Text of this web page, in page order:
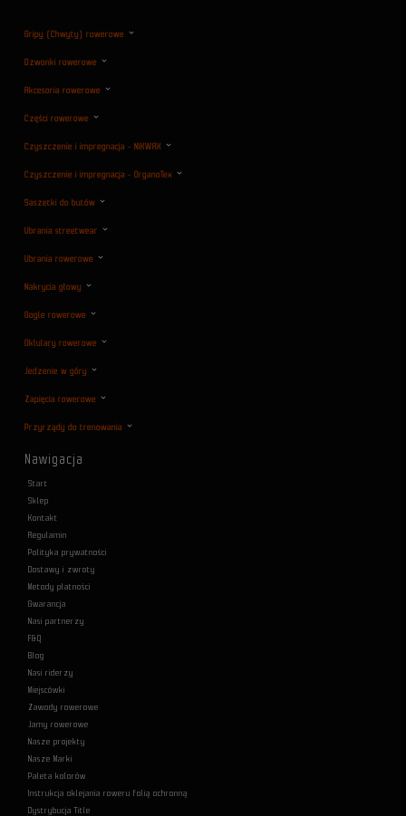
Gripy (Chwyty) rowerowe
Dzwonki rowerowe
Akcesoria rowerowe
Części rowerowe
Czyszczenie i impregnacja - NIKWAX
Czyszczenie i impregnacja - OrganoTex
Saszetki do butów
Ubrania streetwear
Ubrania rowerowe
Nakrycia głowy
Gogle rowerowe
Oklulary rowerowe
Jedzenie w góry
Zapięcia rowerowe
Przyrządy do trenowania
Nawigacja
Start
Sklep
Kontakt
Regulamin
Polityka prywatności
Dostawy i zwroty
Metody płatności
Gwarancja
Nasi partnerzy
F&Q
Blog
Nasi riderzy
Miejscówki
Zawody rowerowe
Jamy rowerowe
Nasze projekty
Nasze Marki
Paleta kolorów
Instrukcja oklejania roweru folią ochronną
Dystrybucja Title